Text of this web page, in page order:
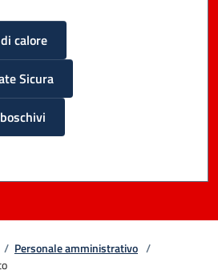
calore
Sicura
/ Personale amministrativo /